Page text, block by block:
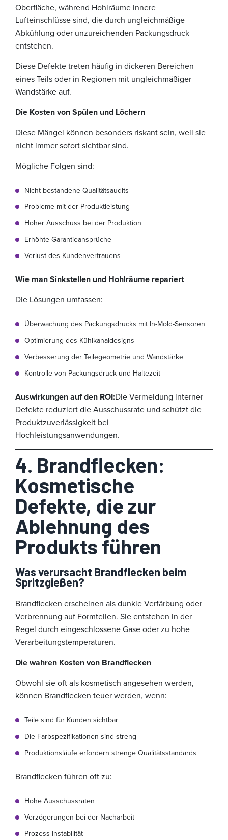
Oberfläche, während Hohlräume innere
Lufteinschlüsse sind, die durch ungleichmäßige
Abkühlung oder unzureichenden Packungsdruck
entstehen.
Diese Defekte treten häufig in dickeren Bereichen
eines Teils oder in Regionen mit ungleichmäßiger
Wandstärke auf.
Die Kosten von Spülen und Löchern
Diese Mängel können besonders riskant sein, weil sie
nicht immer sofort sichtbar sind.
Mögliche Folgen sind:
Nicht bestandene Qualitätsaudits
Probleme mit der Produktleistung
Hoher Ausschuss bei der Produktion
Erhöhte Garantieansprüche
Verlust des Kundenvertrauens
Wie man Sinkstellen und Hohlräume repariert
Die Lösungen umfassen:
Überwachung des Packungsdrucks mit In-Mold-Sensoren
Optimierung des Kühlkanaldesigns
Verbesserung der Teilegeometrie und Wandstärke
Kontrolle von Packungsdruck und Haltezeit
Auswirkungen auf den ROI:Die Vermeidung interner
Defekte reduziert die Ausschussrate und schützt die
Produktzuverlässigkeit bei
Hochleistungsanwendungen.
4. Brandflecken:
Kosmetische
Defekte, die zur
Ablehnung des
Produkts führen
Was verursacht Brandflecken beim
Spritzgießen?
Brandflecken erscheinen als dunkle Verfärbung oder
Verbrennung auf Formteilen. Sie entstehen in der
Regel durch eingeschlossene Gase oder zu hohe
Verarbeitungstemperaturen.
Die wahren Kosten von Brandflecken
Obwohl sie oft als kosmetisch angesehen werden,
können Brandflecken teuer werden, wenn:
Teile sind für Kunden sichtbar
Die Farbspezifikationen sind streng
Produktionsläufe erfordern strenge Qualitätsstandards
Brandflecken führen oft zu:
Hohe Ausschussraten
Verzögerungen bei der Nacharbeit
Prozess-Instabilität